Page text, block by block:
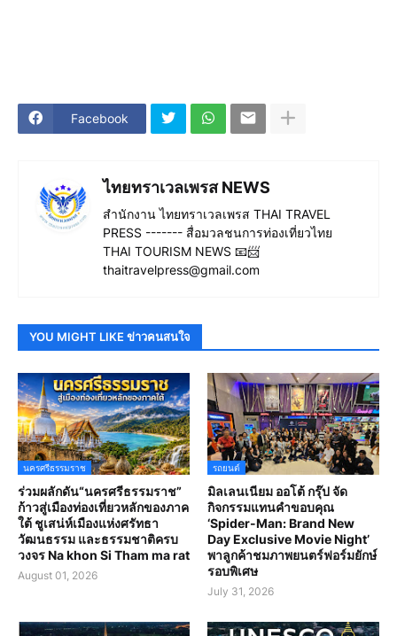
Facebook
ไทยทราเวลเพรส NEWS
สำนักงาน ไทยทราเวลเพรส THAI TRAVEL
PRESS ------- สื่อมวลชนการท่องเที่ยวไทย
THAI TOURISM NEWS 📧📨
thaitravelpress@gmail.com
YOU MIGHT LIKE ข่าวคนสนใจ
นครศรีธรรมราช
ร่วมผลักดัน“นครศรีธรรมราช”
ก้าวสู่เมืองท่องเที่ยวหลักของภาค
ใต้ ชูเสน่ห์เมืองแห่งศรัทธา
วัฒนธรรม และธรรมชาติครบ
วงจร Na khon Si Tham ma rat
August 01, 2026
รถยนต์
มิลเลนเนียม ออโต้ กรุ๊ป จัด
กิจกรรมแทนคำขอบคุณ
‘Spider-Man: Brand New
Day Exclusive Movie Night’
พาลูกค้าชมภาพยนตร์ฟอร์มยักษ์
รอบพิเศษ
July 31, 2026